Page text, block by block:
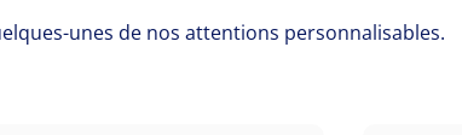
unes de nos attentions personnalisables.